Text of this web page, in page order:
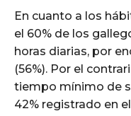
En cuanto a los
el 60% de los
horas diarias, por
(56%). Por el
tiempo mínimo de
42% registrado en